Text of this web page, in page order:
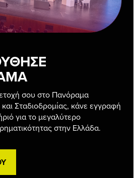
σου στο Πανόραμα
και Σταδιοδρομίας, κάνε εγγραφή
για το μεγαλύτερο
στην Ελλάδα.